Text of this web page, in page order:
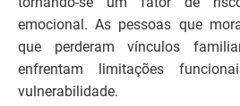
emocional. As pessoas que
que perderam vínculos
enfrentam limitações
vulnerabilidade.